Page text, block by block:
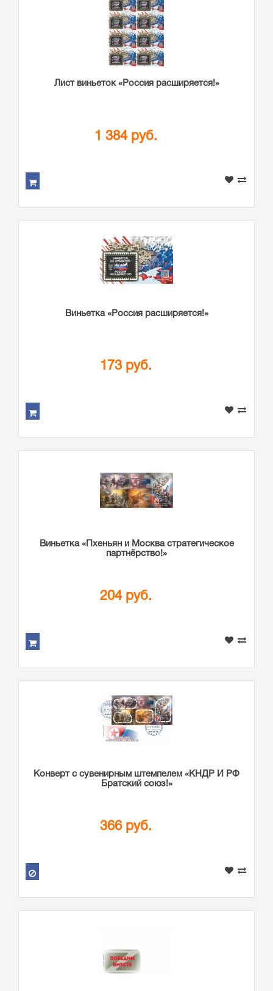
Лист виньеток «Россия расширяется!»
1 384 руб.
Виньетка «Россия расширяется!»
173 руб.
Виньетка «Пхеньян и Москва стратегическое
партнёрство!»
204 руб.
Конверт с сувенирным штемпелем «КНДР И РФ
Братский союз!»
366 руб.